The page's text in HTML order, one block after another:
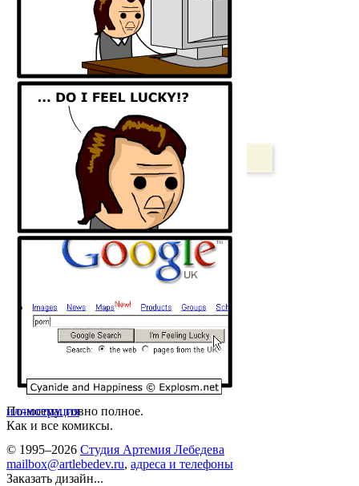
По-моему, говно полное.
Как и все комиксы.
иллюстрация
© 1995–2026 Студия Артемия Лебедева
mailbox@artlebedev.ru, адреса и телефоны
Заказать дизайн...